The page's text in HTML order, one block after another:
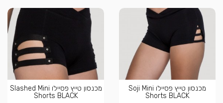
מכנסון טייץ פסיילו Soji Mini
Shorts BLACK
מכנסון טייץ פסיילו Slashed Mini
Shorts BLACK